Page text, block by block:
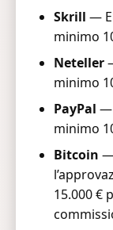
Skrill —
minimo
Neteller
minimo
PayPal —
minimo
Bitcoin —
15.000 €